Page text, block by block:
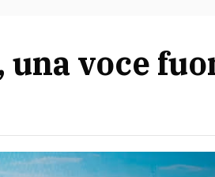
una voce